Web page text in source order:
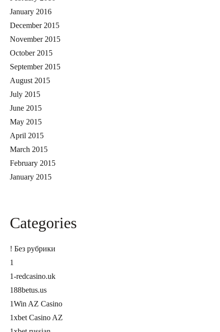
January 2016
December 2015
November 2015
October 2015
September 2015
August 2015
July 2015
June 2015
May 2015
April 2015
March 2015
February 2015
January 2015
Categories
! Без рубрики
1
1-redcasino.uk
188betus.us
1Win AZ Casino
1xbet Casino AZ